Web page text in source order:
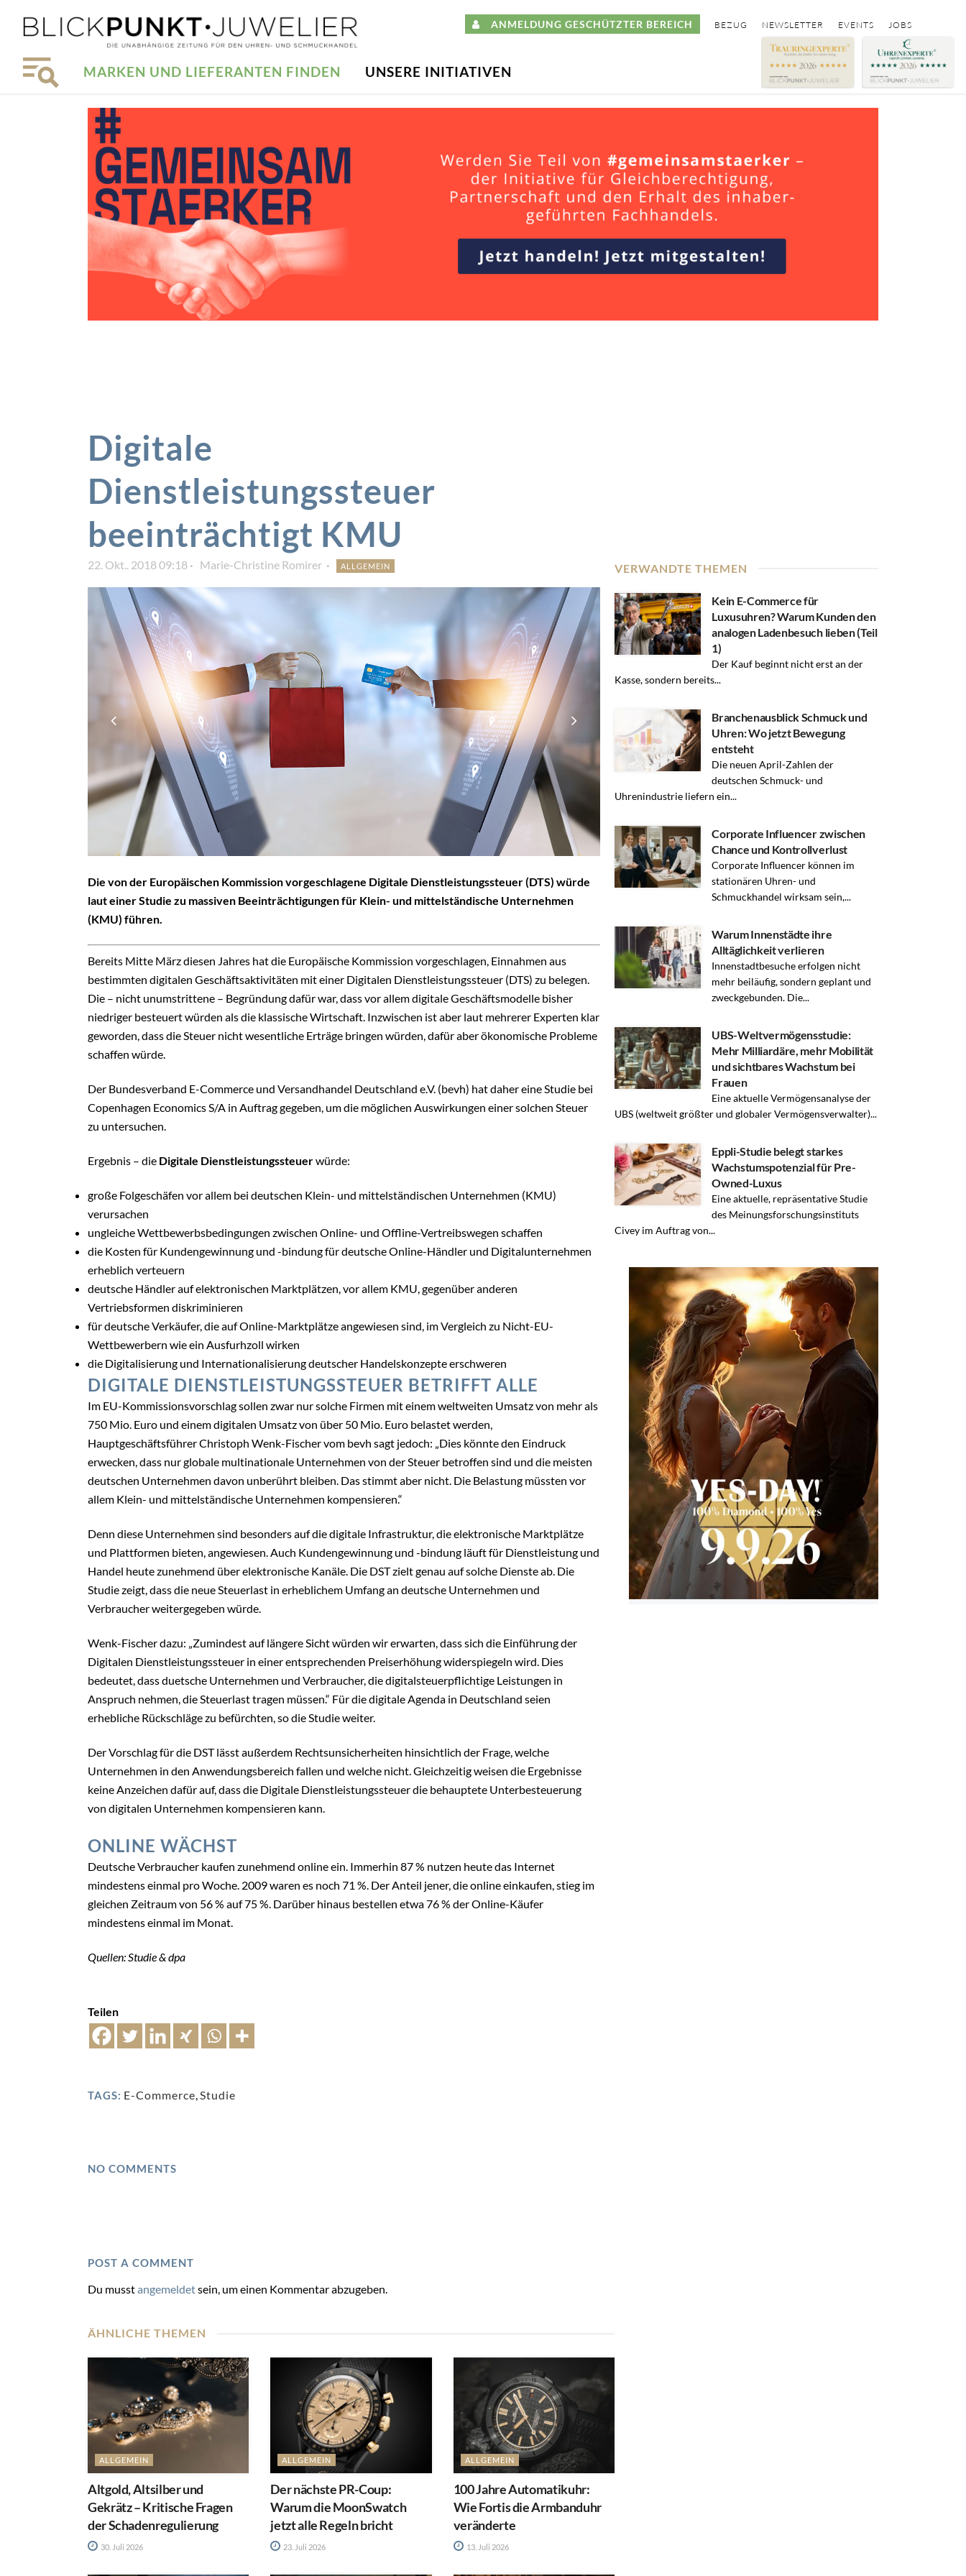
ANMELDUNG GESCHÜTZTER BEREICH BEZUG NEWSLETTER EVENTS JOBS
MARKEN UND LIEFERANTEN FINDEN UNSERE INITIATIVEN
Digitale
Dienstleistungssteuer
beeinträchtigt KMU
22. Okt.. 2018 09:18 Marie-Christine Romirer ALLGEMEIN
Die von der Europäischen Kommission vorgeschlagene Digitale Dienstleistungssteuer (DTS) würde
laut einer Studie zu massiven Beeinträchtigungen für Klein- und mittelständische Unternehmen
(KMU) führen.
Bereits Mitte März diesen Jahres hat die Europäische Kommission vorgeschlagen, Einnahmen aus
bestimmten digitalen Geschäftsaktivitäten mit einer Digitalen Dienstleistungssteuer (DTS) zu belegen.
Die – nicht unumstrittene – Begründung dafür war, dass vor allem digitale Geschäftsmodelle bisher
niedriger besteuert würden als die klassische Wirtschaft. Inzwischen ist aber laut mehrerer Experten klar
geworden, dass die Steuer nicht wesentliche Erträge bringen würden, dafür aber ökonomische Probleme
schaffen würde.
Der Bundesverband E-Commerce und Versandhandel Deutschland e.V. (bevh) hat daher eine Studie bei
Copenhagen Economics S/A in Auftrag gegeben, um die möglichen Auswirkungen einer solchen Steuer
zu untersuchen.
Ergebnis – die Digitale Dienstleistungssteuerwürde:
große Folgeschäfen vor allem bei deutschen Klein- und mittelständischen Unternehmen (KMU)
verursachen
ungleiche Wettbewerbsbedingungen zwischen Online- und Offline-Vertreibswegen schaffen
die Kosten für Kundengewinnung und -bindung für deutsche Online-Händler und Digitalunternehmen
erheblich verteuern
deutsche Händler auf elektronischen Marktplätzen, vor allem KMU, gegenüber anderen
Vertriebsformen diskriminieren
für deutsche Verkäufer, die auf Online-Marktplätze angewiesen sind, im Vergleich zu Nicht-EU-
Wettbewerbern wie ein Ausfurhzoll wirken
die Digitalisierung und Internationalisierung deutscher Handelskonzepte erschweren
DIGITALE DIENSTLEISTUNGSSTEUER BETRIFFT ALLE
Im EU-Kommissionsvorschlag sollen zwar nur solche Firmen mit einem weltweiten Umsatz von mehr als
750 Mio. Euro und einem digitalen Umsatz von über 50 Mio. Euro belastet werden,
Hauptgeschäftsführer Christoph Wenk-Fischer vom bevh sagt jedoch: „Dies könnte den Eindruck
erwecken, dass nur globale multinationale Unternehmen von der Steuer betroffen sind und die meisten
deutschen Unternehmen davon unberührt bleiben. Das stimmt aber nicht. Die Belastung müssten vor
allem Klein- und mittelständische Unternehmen kompensieren.“
Denn diese Unternehmen sind besonders auf die digitale Infrastruktur, die elektronische Marktplätze
und Plattformen bieten, angewiesen. Auch Kundengewinnung und -bindung läuft für Dienstleistung und
Handel heute zunehmend über elektronische Kanäle. Die DST zielt genau auf solche Dienste ab. Die
Studie zeigt, dass die neue Steuerlast in erheblichem Umfang an deutsche Unternehmen und
Verbraucher weitergegeben würde.
Wenk-Fischer dazu: „Zumindest auf längere Sicht würden wir erwarten, dass sich die Einführung der
Digitalen Dienstleistungssteuer in einer entsprechenden Preiserhöhung widerspiegeln wird. Dies
bedeutet, dass duetsche Unternehmen und Verbraucher, die digitalsteuerpflichtige Leistungen in
Anspruch nehmen, die Steuerlast tragen müssen.“ Für die digitale Agenda in Deutschland seien
erhebliche Rückschläge zu befürchten, so die Studie weiter.
Der Vorschlag für die DST lässt außerdem Rechtsunsicherheiten hinsichtlich der Frage, welche
Unternehmen in den Anwendungsbereich fallen und welche nicht. Gleichzeitig weisen die Ergebnisse
keine Anzeichen dafür auf, dass die Digitale Dienstleistungssteuer die behauptete Unterbesteuerung
von digitalen Unternehmen kompensieren kann.
ONLINE WÄCHST
Deutsche Verbraucher kaufen zunehmend online ein. Immerhin 87 % nutzen heute das Internet
mindestens einmal pro Woche. 2009 waren es noch 71 %. Der Anteil jener, die online einkaufen, stieg im
gleichen Zeitraum von 56 % auf 75 %. Darüber hinaus bestellen etwa 76 % der Online-Käufer
mindestens einmal im Monat.
Quellen: Studie & dpa
Teilen
TAGS: E-Commerce,Studie
NO COMMENTS
POST A COMMENT
Du musstangemeldetsein, um einen Kommentar abzugeben.
VERWANDTE THEMEN
Kein E-Commerce für
Luxusuhren? Warum Kunden den
analogen Ladenbesuch lieben (Teil
1)
Der Kauf beginnt nicht erst an der
Kasse, sondern bereits...
Branchenausblick Schmuck und
Uhren: Wo jetzt Bewegung
entsteht
Die neuen April-Zahlen der
deutschen Schmuck- und
Uhrenindustrie liefern ein...
Corporate Influencer zwischen
Chance und Kontrollverlust
Corporate Influencer können im
stationären Uhren- und
Schmuckhandel wirksam sein,...
Warum Innenstädte ihre
Alltäglichkeit verlieren
Innenstadtbesuche erfolgen nicht
mehr beiläufig, sondern geplant und
zweckgebunden. Die...
UBS-Weltvermögensstudie:
Mehr Milliardäre, mehr Mobilität
und sichtbares Wachstum bei
Frauen
Eine aktuelle Vermögensanalyse der
UBS (weltweit größter und globaler Vermögensverwalter)...
Eppli-Studie belegt starkes
Wachstumspotenzial für Pre-
Owned-Luxus
Eine aktuelle, repräsentative Studie
des Meinungsforschungsinstituts
Civey im Auftrag von...
ÄHNLICHE THEMEN
ALLGEMEIN
Altgold, Altsilber und
Gekrätz – Kritische Fragen
der Schadenregulierung
30. Juli 2026
ALLGEMEIN
Der nächste PR-Coup:
Warum die MoonSwatch
jetzt alle Regeln bricht
23. Juli 2026
ALLGEMEIN
100 Jahre Automatikuhr:
Wie Fortis die Armbanduhr
veränderte
13. Juli 2026